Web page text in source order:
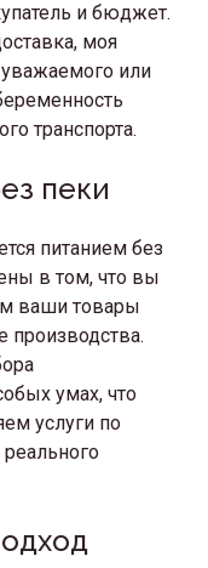
и бюджет.
моя
или
транспорта.
пеки
питанием без
в том, что вы
ваши товары
производства.
умах, что
услуги по